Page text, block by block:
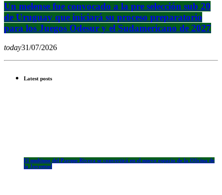
Un melense fue convocado a la pre selección sub 20
de Uruguay que iniciará su proceso preparatorio
para los Juegos Odesur y el Sudamericano de 2027
today31/07/2026
Latest posts
El multiuso del Parque Rivera se convertirá en el nuevo espacio de la Oficina de
la Juventud